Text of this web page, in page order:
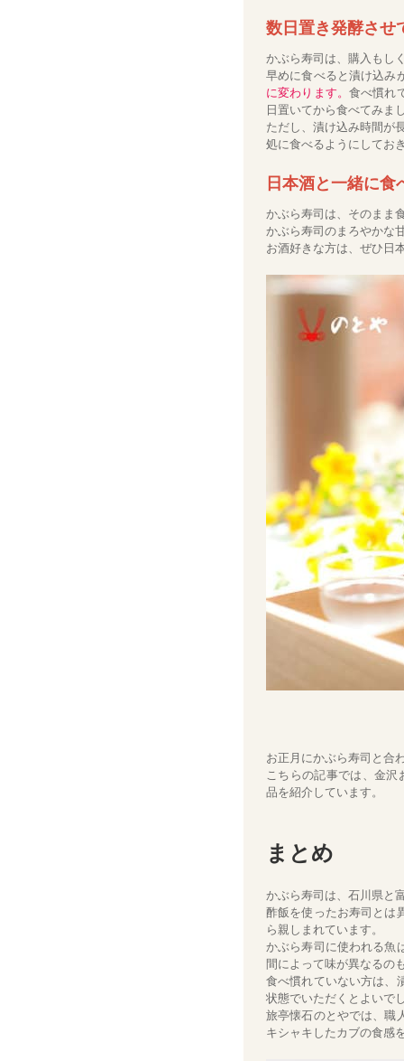
数日置き発酵させ
かぶら寿司は、購入もし
早めに食べると漬け込み
に変わります。 食べ慣れ
日置いてから食べてみま
ただし、漬け込み時間が
処に食べるようにしてお
日本酒と一緒に食
かぶら寿司は、そのまま
かぶら寿司のまろやかな
お酒好きな方は、ぜひ日
お正月にかぶら寿司と合
こちらの記事では、金
品を紹介しています。
まとめ
かぶら寿司は、石川県と
酢飯を使ったお寿司とは
ら親しまれています。
かぶら寿司に使われる魚
間によって味が異なるの
食べ慣れていない方は、
状態でいただくとよいで
旅亭懐石のとやでは、職
キシャキしたカブの食感